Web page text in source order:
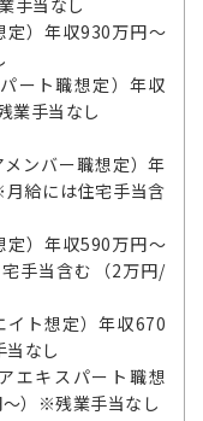
）年収930万円～
ート職想定）年収
業手当なし
ンバー職想定）年
給には住宅手当含
）年収590万円～
手当含む（2万円/
ト想定）年収670
なし
エキスパート職想
）※残業手当なし